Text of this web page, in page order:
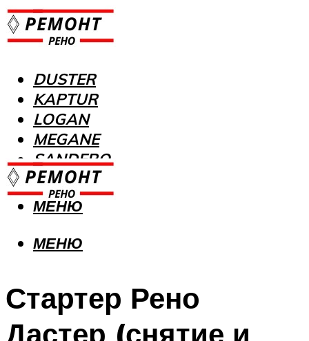
DUSTER
KAPTUR
LOGAN
MEGANE
SANDERO
МЕНЮ
МЕНЮ
Стартер Рено
Дастер (снятие и